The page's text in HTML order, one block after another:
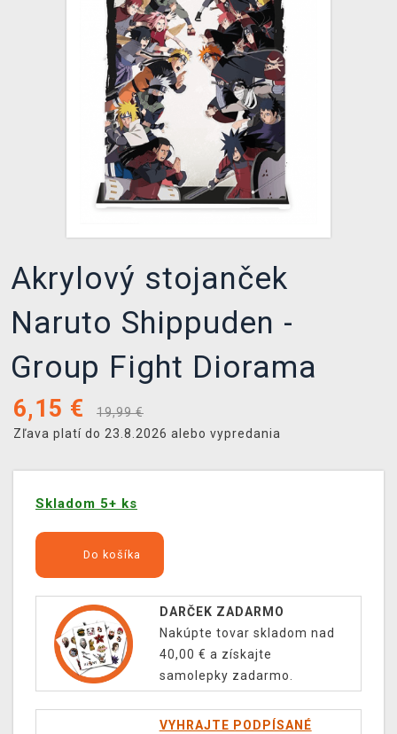
XZONE KLUB
Akrylový stojanček
Naruto Shippuden -
Group Fight Diorama
6,15 €
19,99 €
Zľava platí do 23.8.2026 alebo vypredania
Skladom 5+ ks
Do košíka
DARČEK ZADARMO
Nakúpte tovar skladom nad
40,00 € a získajte
samolepky zadarmo.
VYHRAJTE PODPÍSANÉ